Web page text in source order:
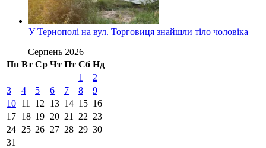
У Тернополі на вул. Торговиця знайшли тіло чоловіка
Серпень 2026
Пн Вт Ср Чт Пт Сб Нд
1
2
3
4 5 6 7 8
9
10 11 12 13 14 15 16
17 18 19 20 21 22 23
24 25 26 27 28 29 30
31